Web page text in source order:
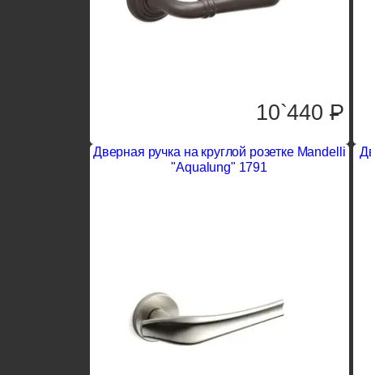
10`440 P
Дверная ручка на круглой розетке Mandelli
"Aqualung" 1791